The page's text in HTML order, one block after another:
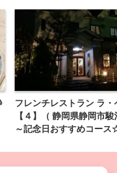
フレンチレストラン ラ・
【４】（ 静岡県静岡市
～記念日おすすめコー